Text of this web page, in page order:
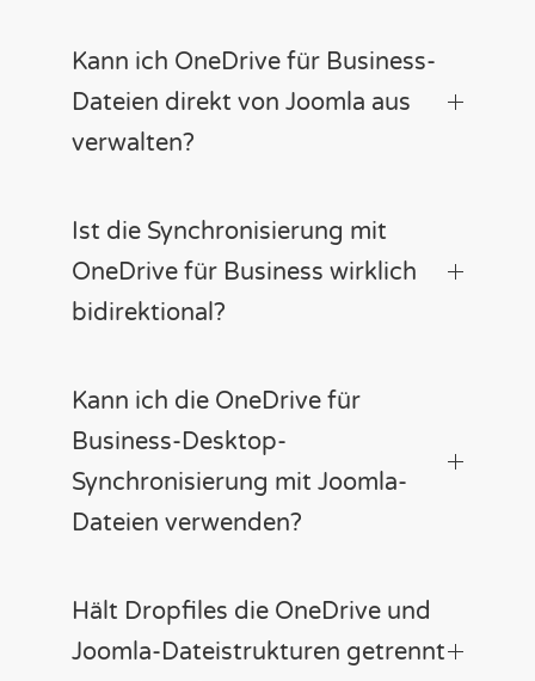
Kann ich OneDrive für Business-
Dateien direkt von Joomla aus
verwalten?
Ist die Synchronisierung mit
OneDrive für Business wirklich
bidirektional?
Kann ich die OneDrive für
Business-Desktop-
Synchronisierung mit Joomla-
Dateien verwenden?
Hält Dropfiles die OneDrive und
Joomla-Dateistrukturen getrennt